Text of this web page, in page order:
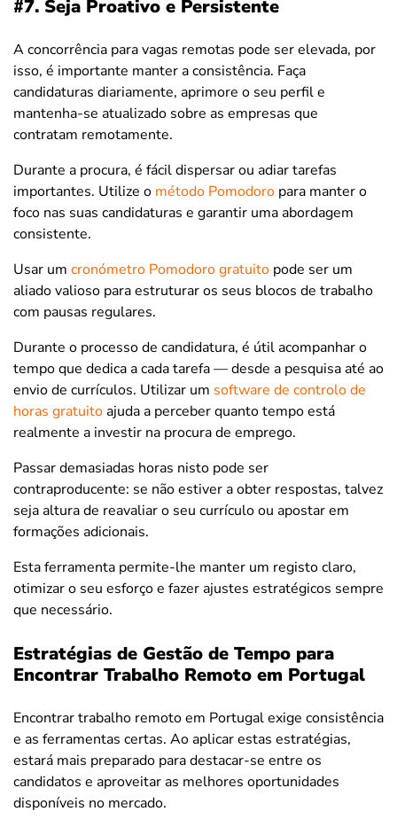
#7. Seja Proativo e Persistente
A concorrência para vagas remotas pode ser elevada, por
isso, é importante manter a consistência. Faça
candidaturas diariamente, aprimore o seu perfil e
mantenha-se atualizado sobre as empresas que
contratam remotamente.
Durante a procura, é fácil dispersar ou adiar tarefas
importantes. Utilize o método Pomodoro para manter o
foco nas suas candidaturas e garantir uma abordagem
consistente.
Usar um cronómetro Pomodoro gratuito pode ser um
aliado valioso para estruturar os seus blocos de trabalho
com pausas regulares.
Durante o processo de candidatura, é útil acompanhar o
tempo que dedica a cada tarefa — desde a pesquisa até ao
envio de currículos. Utilizar um software de controlo de
horas gratuitoajuda a perceber quanto tempo está
realmente a investir na procura de emprego.
Passar demasiadas horas nisto pode ser
contraproducente: se não estiver a obter respostas, talvez
seja altura de reavaliar o seu currículo ou apostar em
formações adicionais.
Esta ferramenta permite-lhe manter um registo claro,
otimizar o seu esforço e fazer ajustes estratégicos sempre
que necessário.
Estratégias de Gestão de Tempo para
Encontrar Trabalho Remoto em Portugal
Encontrar trabalho remoto em Portugal exige consistência
e as ferramentas certas. Ao aplicar estas estratégias,
estará mais preparado para destacar-se entre os
candidatos e aproveitar as melhores oportunidades
disponíveis no mercado.